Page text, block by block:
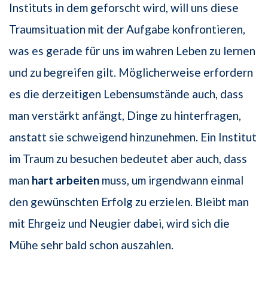
Instituts in dem geforscht wird, will uns diese
Traumsituation mit der Aufgabe konfrontieren,
was es gerade für uns im wahren Leben zu lernen
und zu begreifen gilt. Möglicherweise erfordern
es die derzeitigen Lebensumstände auch, dass
man verstärkt anfängt, Dinge zu hinterfragen,
anstatt sie schweigend hinzunehmen. Ein Institut
im Traum zu besuchen bedeutet aber auch, dass
man hart arbeiten muss, um irgendwann einmal
den gewünschten Erfolg zu erzielen. Bleibt man
mit Ehrgeiz und Neugier dabei, wird sich die
Mühe sehr bald schon auszahlen.